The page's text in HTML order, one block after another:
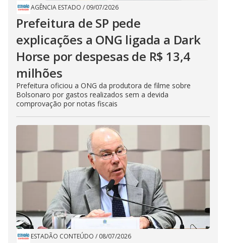
AGÊNCIA ESTADO / 09/07/2026
Prefeitura de SP pede
explicações a ONG ligada a Dark
Horse por despesas de R$ 13,4
milhões
Prefeitura oficiou a ONG da produtora de filme sobre
Bolsonaro por gastos realizados sem a devida
comprovação por notas fiscais
ESTADÃO CONTEÚDO / 08/07/2026